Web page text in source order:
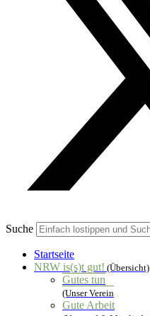
Suche
Startseite
NRW is(s)t gut! (Übersicht)
Gutes tun
(Unser Verein
Gute Arbeit